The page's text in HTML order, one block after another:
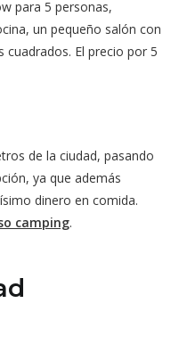
para 5 personas,
un pequeño salón con
El precio por 5
de la ciudad, pasando
ya que además
dinero en comida.
camping.